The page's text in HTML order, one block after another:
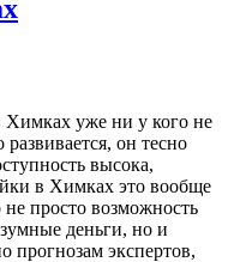
Химках уже ни у кого не
он тесно
высока,
в Химках это вообще
не просто возможность
деньги, но и
прогнозам экспертов,